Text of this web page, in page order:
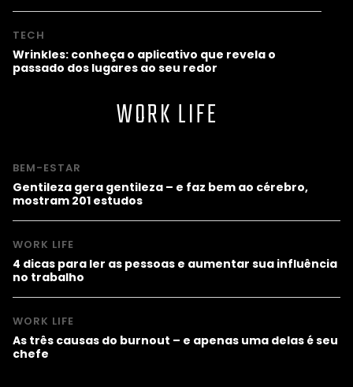
TECH
Wrinkles: conheça o aplicativo que revela o
passado dos lugares ao seu redor
WORK LIFE
BEM-ESTAR
Gentileza gera gentileza – e faz bem ao cérebro,
mostram 201 estudos
WORK LIFE
4 dicas para ler as pessoas e aumentar sua influência
no trabalho
WORK LIFE
As três causas do burnout – e apenas uma delas é seu
chefe